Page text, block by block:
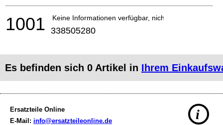
Keine Informationen verfügbar, nicht bestellbar
1001 338505280
Es befinden sich 0 Artikel in Ihrem
Ersatzteile Online
E-Mail: info@ersatzteileonline.de i